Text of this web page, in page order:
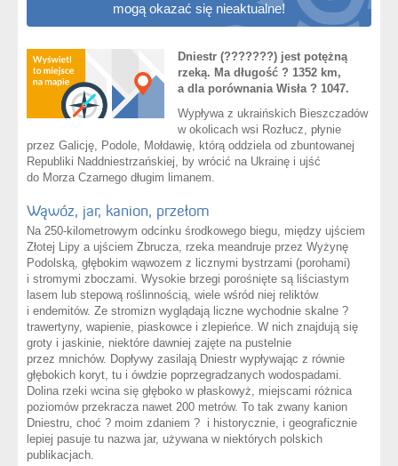
mogą okazać się nieaktualne!
Dniestr (???????) jest potężną
rzeką. Ma długość ? 1352 km,
a dla porównania Wisła ? 1047.
Wypływa z ukraińskich Bieszczadów
w okolicach wsi Rozłucz, płynie
przez Galicję, Podole, Mołdawię, którą oddziela od zbuntowanej
Republiki Naddniestrzańskiej, by wrócić na Ukrainę i ujść
do Morza Czarnego długim limanem.
Wąwóz, jar, kanion, przełom
Na 250-kilometrowym odcinku środkowego biegu, między ujściem
Złotej Lipy a ujściem Zbrucza, rzeka meandruje przez Wyżynę
Podolską, głębokim wąwozem z licznymi bystrzami (porohami)
i stromymi zboczami. Wysokie brzegi porośnięte są liściastym
lasem lub stepową roślinnością, wiele wśród niej reliktów
i endemitów. Ze stromizn wyglądają liczne wychodnie skalne ?
trawertyny, wapienie, piaskowce i zlepieńce. W nich znajdują się
groty i jaskinie, niektóre dawniej zajęte na pustelnie
przez mnichów. Dopływy zasilają Dniestr wypływając z równie
głębokich koryt, tu i ówdzie poprzegradzanych wodospadami.
Dolina rzeki wcina się głęboko w płaskowyż, miejscami różnica
poziomów przekracza nawet 200 metrów. To tak zwany kanion
Dniestru, choć ? moim zdaniem ? i historycznie, i geograficznie
lepiej pasuje tu nazwa jar, używana w niektórych polskich
publikacjach.